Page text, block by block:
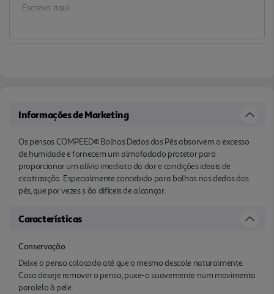
Informações de Marketing
Os pensos COMPEED® Bolhas Dedos dos Pés absorvem o excesso
de humidade e fornecem um almofadado protetor para
proporcionar um alívio imediato da dor e condições ideais de
cicatrização. Especialmente concebido para bolhas nos dedos dos
pés, que por vezes s ão difíceis de alcançar.
Características
Conservação
Deixe o penso colocado até que o mesmo descole naturalmente.
Caso deseje remover o penso, puxe-o suavemente num movimento
paralelo à pele.